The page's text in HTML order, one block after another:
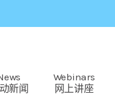
新闻
Webinars
网上讲座